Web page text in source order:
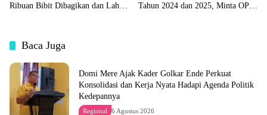
Ribuan Bibit Dibagikan dan Lahan
Tahun 2024 dan 2025, Minta OPD
Baca Juga
Domi Mere Ajak Kader Golkar Ende Perkuat
Konsolidasi dan Kerja Nyata Hadapi Agenda Politik
Kedepannya
Regional 6 Agustus 2026